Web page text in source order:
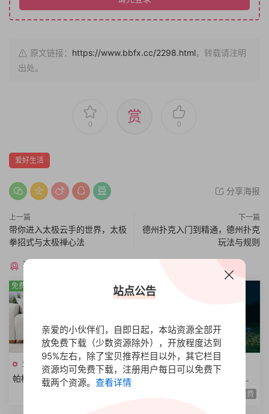
原文链接： https://www.bbfx.cc/2298.html，转载请注明
出处。
0 赏 0
爱好生活
分享海报
上一篇
带你进入太极云手的世界，太极
拳招式与太极禅心法
下一篇
德州扑克入门到精通，德州扑克
玩法与规则
猜你喜欢
爱好•生活
帕梅拉健身课程全集热身运动
全身训练腹部训练臀腿训练舞
免费
爱好•生活
尊巴热舞减脂课程全身燃脂美
胸塑型缩腰平腹提臀塑腿Zumb
免费
免费
站点公告
亲爱的小伙伴们，自即日起，本站资源全部开
放免费下载（少数资源除外），开放程度达到
95%左右，除了宝贝推荐栏目以外，其它栏目
资源均可免费下载，注册用户每日可以免费下
载两个资源。 查看详情